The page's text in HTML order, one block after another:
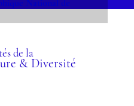
GRENOBLE
de la
& Diversité